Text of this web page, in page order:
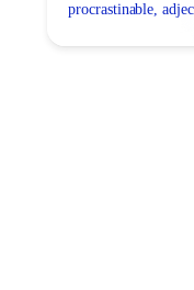
procrastinable,